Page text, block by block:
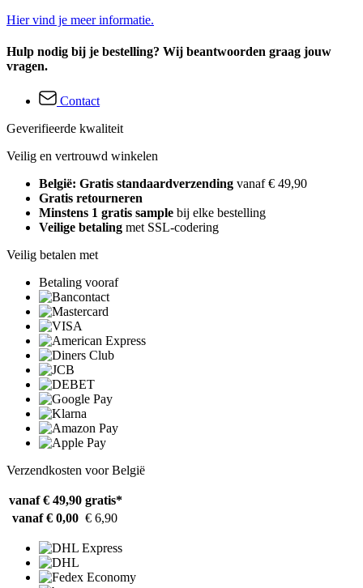
Hier vind je meer informatie.
Hulp nodig bij je bestelling? Wij beantwoorden graag jouw
vragen.
Contact
Geverifieerde kwaliteit
Veilig en vertrouwd winkelen
België: Gratis standaardverzending vanaf € 49,90
Gratis retourneren
Minstens 1 gratis sample bij elke bestelling
Veilige betaling met SSL-codering
Veilig betalen met
Betaling vooraf
Verzendkosten voor België
vanaf € 49,90 gratis*
vanaf € 0,00 € 6,90